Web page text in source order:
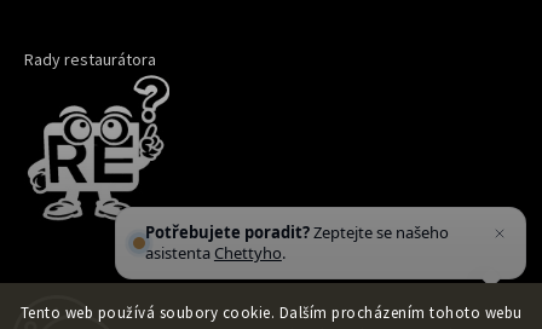
Tento web používá soubory cookie. Dalším procházením tohoto webu
Rady restaurátora
Potřebujete poradit?Zeptejte se našeho
asistenta Chettyho.